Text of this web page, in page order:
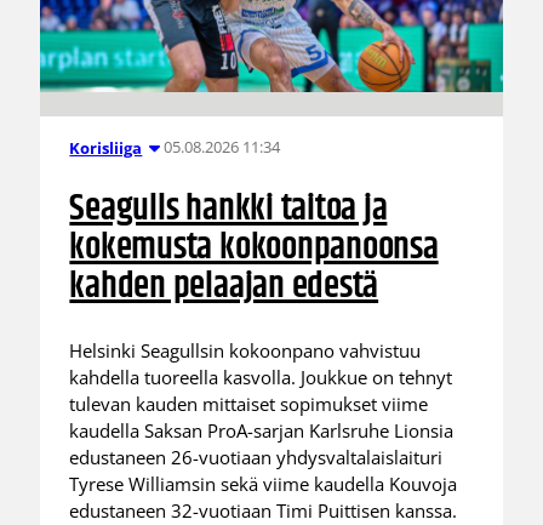
Korisliiga 05.08.2026 11:34
Seagulls hankki taitoa ja
kokemusta kokoonpanoonsa
kahden pelaajan edestä
Helsinki Seagullsin kokoonpano vahvistuu
kahdella tuoreella kasvolla. Joukkue on tehnyt
tulevan kauden mittaiset sopimukset viime
kaudella Saksan ProA-sarjan Karlsruhe Lionsia
edustaneen 26-vuotiaan yhdysvaltalaislaituri
Tyrese Williamsin sekä viime kaudella Kouvoja
edustaneen 32-vuotiaan Timi Puittisen kanssa.